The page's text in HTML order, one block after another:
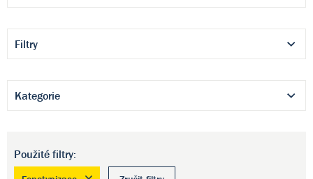
Filtry
Kategorie
Použité filtry: